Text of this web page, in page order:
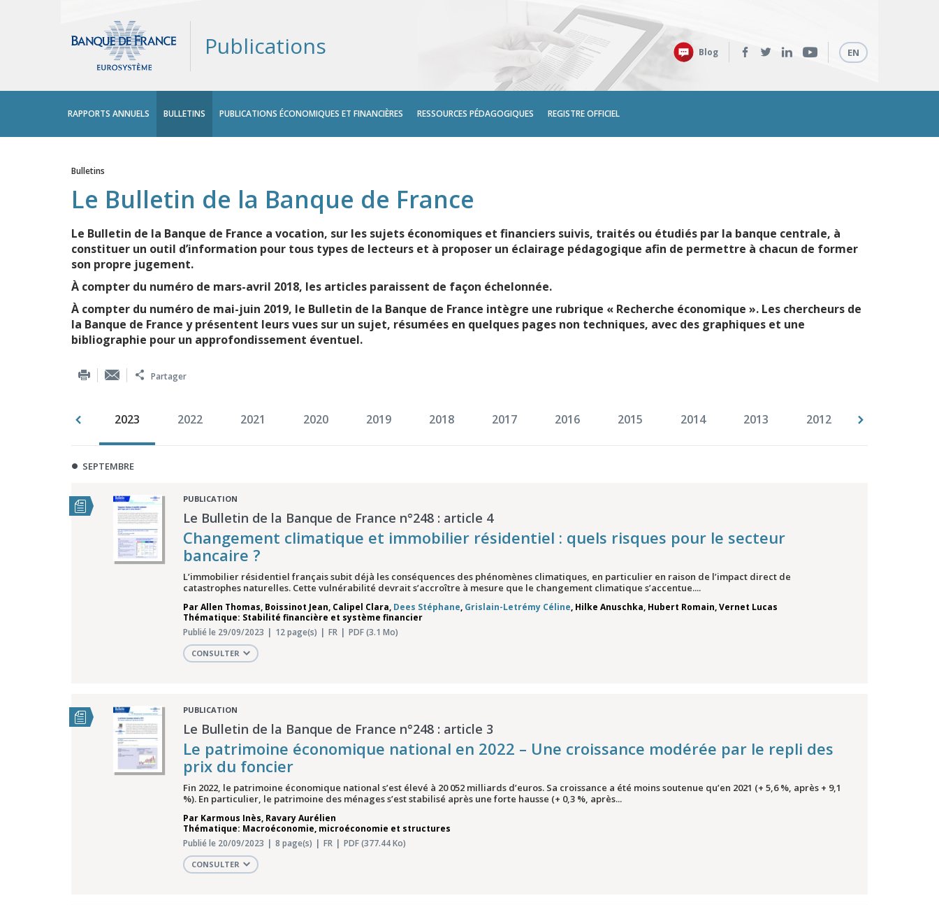
Publications
Retrouvez-
:
Blog Langues
EN
principal
RAPPORTS ANNUELS BULLETINS PUBLICATIONS ÉCONOMIQUES ET FINANCIÈRES RESSOURCES PÉDAGOGIQUES REGISTRE OFFICIEL
Vous êtes ici
Bulletins
Le Bulletin de la Banque de France
Le Bulletin de la Banque de France a vocation, sur les sujets économiques et financiers suivis, traités ou étudiés par la banque centrale, à
constituer un outil d’information pour tous types de lecteurs et à proposer un éclairage pédagogique afin de permettre à chacun de former
son propre jugement.
À compter du numéro de mars-avril 2018, les articles paraissent de façon échelonnée.
À compter du numéro de mai-juin 2019, le Bulletin de la Banque de France intègre une rubrique « Recherche économique ». Les chercheurs de
la Banque de France y présentent leurs vues sur un sujet, résumées en quelques pages non techniques, avec des graphiques et une
bibliographie pour un approfondissement éventuel.
Partager
1994 2023 2022 2021 2020 2019 2018 2017 2016 2015 2014 2013 2012
SEPTEMBRE
PUBLICATION
Le Bulletin de la Banque de France n°248 : article 4
Changement climatique et immobilier résidentiel : quels risques pour le secteur
bancaire ?
L’immobilier résidentiel français subit déjà les conséquences des phénomènes climatiques, en particulier en raison de l’impact direct de
catastrophes naturelles. Cette vulnérabilité devrait s’accroître à mesure que le changement climatique s’accentue....
ParAllen Thomas, Boissinot Jean, Calipel Clara, Dees Stéphane, Grislain-Letrémy Céline, Hilke Anuschka, Hubert Romain,Vernet Lucas
Thématique: Stabilité financière et système financier
Publié le 29/09/2023
12 page(s) FR PDF (3.1 Mo)
CONSULTER
PUBLICATION
Le Bulletin de la Banque de France n°248 : article 3
Le patrimoine économique national en 2022 – Une croissance modérée par le repli des
prix du foncier
Fin 2022, le patrimoine économique national s’est élevé à 20 052 milliards d’euros. Sa croissance a été moins soutenue qu’en 2021 (+ 5,6 %, après + 9,1
%). En particulier, le patrimoine des ménages s’est stabilisé après une forte hausse (+ 0,3 %, après...
Par Karmous Inès, Ravary Aurélien
Thématique: Macroéconomie, microéconomie et structures
Publié le 20/09/2023
8 page(s) FR PDF (377.44 Ko)
CONSULTER